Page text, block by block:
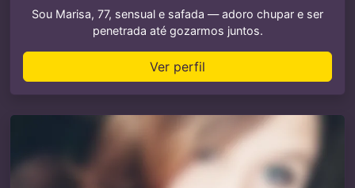
Sou Marisa, 77, sensual e safada — adoro chupar e ser
penetrada até gozarmos juntos.
Ver perfil